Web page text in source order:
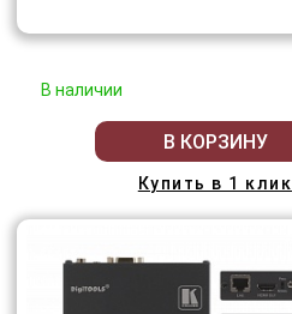
В наличии
В КОРЗИНУ
Купить в 1 клик